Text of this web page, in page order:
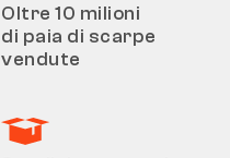
Oltre 10 milioni
di paia di scarpe
vendute